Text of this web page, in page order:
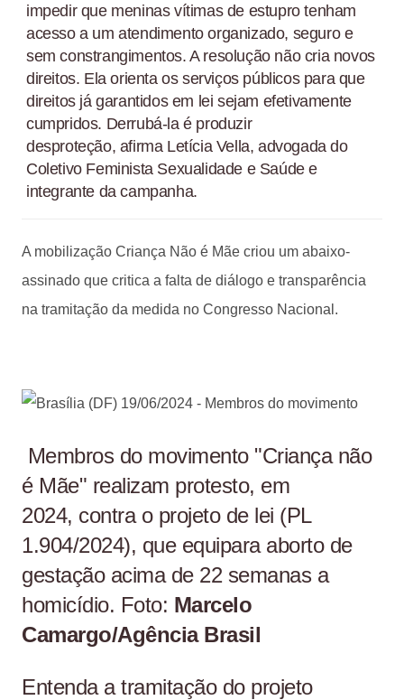
impedir que meninas vítimas de estupro tenham
acesso a um atendimento organizado, seguro e
sem constrangimentos. A resolução não cria novos
direitos. Ela orienta os serviços públicos para que
direitos já garantidos em lei sejam efetivamente
cumpridos. Derrubá-la é produzir
desproteção, afirma Letícia Vella, advogada do
Coletivo Feminista Sexualidade e Saúde e
integrante da campanha.
A mobilização Criança Não é Mãe criou um abaixo-
assinado que critica a falta de diálogo e transparência
na tramitação da medida no Congresso Nacional.
Membros do movimento "Criança não
é Mãe" realizam protesto, em
2024, contra o projeto de lei (PL
1.904/2024), que equipara aborto de
gestação acima de 22 semanas a
homicídio. Foto: Marcelo
Camargo/Agência Brasil
Entenda a tramitação do projeto